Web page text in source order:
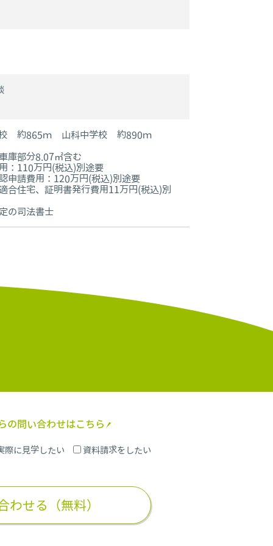
校 約865ｍ 山科中学校 約890ｍ
庫部分8.07㎡含む
：110万円(税込)別途要
申請費用：120万円(税込)別途要
合住宅、証明書発行費用11万円(税込)別
の司法書士
の問い合わせはこちら
際に見学したい 資料請求をしたい